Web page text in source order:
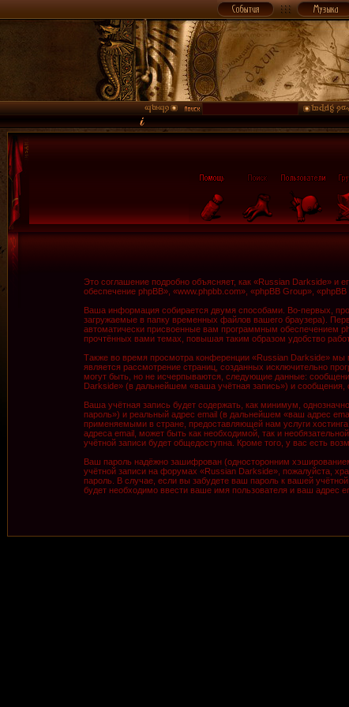
Это соглашение подробно объясняет, как «Russian Darkside»
обеспечение phpBB», «www.phpbb.com», «phpBB Group»,
Ваша информация собирается двумя способами. Во-первых,
загружаемые в папку временных файлов вашего браузера).
автоматически присвоенные вам программным обеспечением
прочтённых вами темах, повышая таким образом удобство
Также во время просмотра конференции «Russian Darkside» мы
является рассмотрение страниц, созданных исключительно
могут быть, но не исчерпываются, следующие данные:
Darkside» (в дальнейшем «ваша учётная запись») и
Ваша учётная запись будет содержать, как минимум,
пароль») и реальный адрес email (в дальнейшем «ваш адрес
применяемыми в стране, предоставляющей нам услуги
адреса email, может быть как необходимой, так и
учётной записи будет общедоступна. Кроме того, у вас есть
Ваш пароль надёжно зашифрован (односторонним
учётной записи на форумах «Russian Darkside», пожалуйста,
пароль. В случае, если вы забудете ваш пароль к вашей
будет необходимо ввести ваше имя пользователя и ваш адрес